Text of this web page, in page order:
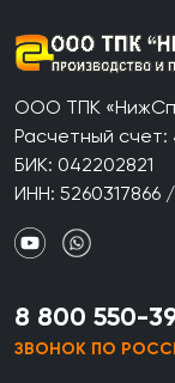
ООО ТПК
Расчетный счет:
БИК: 042202821
ИНН: 5260317866
8 800 550-
ЗВОНОК ПО